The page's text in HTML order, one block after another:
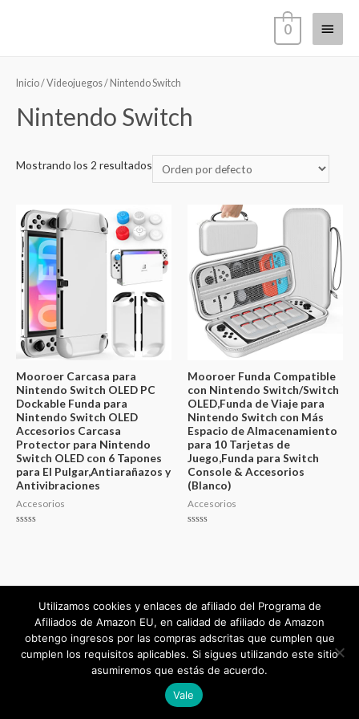
Menú
0
Inicio/Videojuegos/ Nintendo Switch
Nintendo Switch
Mostrando los 2 resultados
Mooroer Carcasa para
Nintendo Switch OLED PC
Dockable Funda para
Nintendo Switch OLED
Accesorios Carcasa
Protector para Nintendo
Switch OLED con 6 Tapones
para El Pulgar,Antiarañazos y
Antivibraciones
Accesorios
Mooroer Funda Compatible
con Nintendo Switch/Switch
OLED,Funda de Viaje para
Nintendo Switch con Más
Espacio de Almacenamiento
para 10 Tarjetas de
Juego,Funda para Switch
Console & Accesorios
(Blanco)
Accesorios
Copyright © 2026 mejorvalorado.com
Powered by mejorvalorado.com
Utilizamos cookies y enlaces de afiliado del Programa de
Afiliados de Amazon EU, en calidad de afiliado de Amazon
obtengo ingresos por las compras adscritas que cumplen que
cumplen los requisitos aplicables. Si sigues utilizando este sitio
asumiremos que estás de acuerdo.
Vale